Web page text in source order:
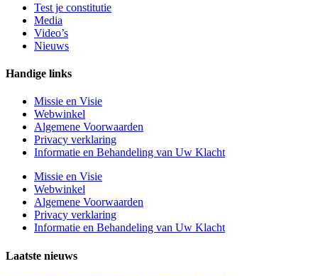
Test je constitutie
Media
Video’s
Nieuws
Handige links
Missie en Visie
Webwinkel
Algemene Voorwaarden
Privacy verklaring
Informatie en Behandeling van Uw Klacht
Missie en Visie
Webwinkel
Algemene Voorwaarden
Privacy verklaring
Informatie en Behandeling van Uw Klacht
Laatste nieuws